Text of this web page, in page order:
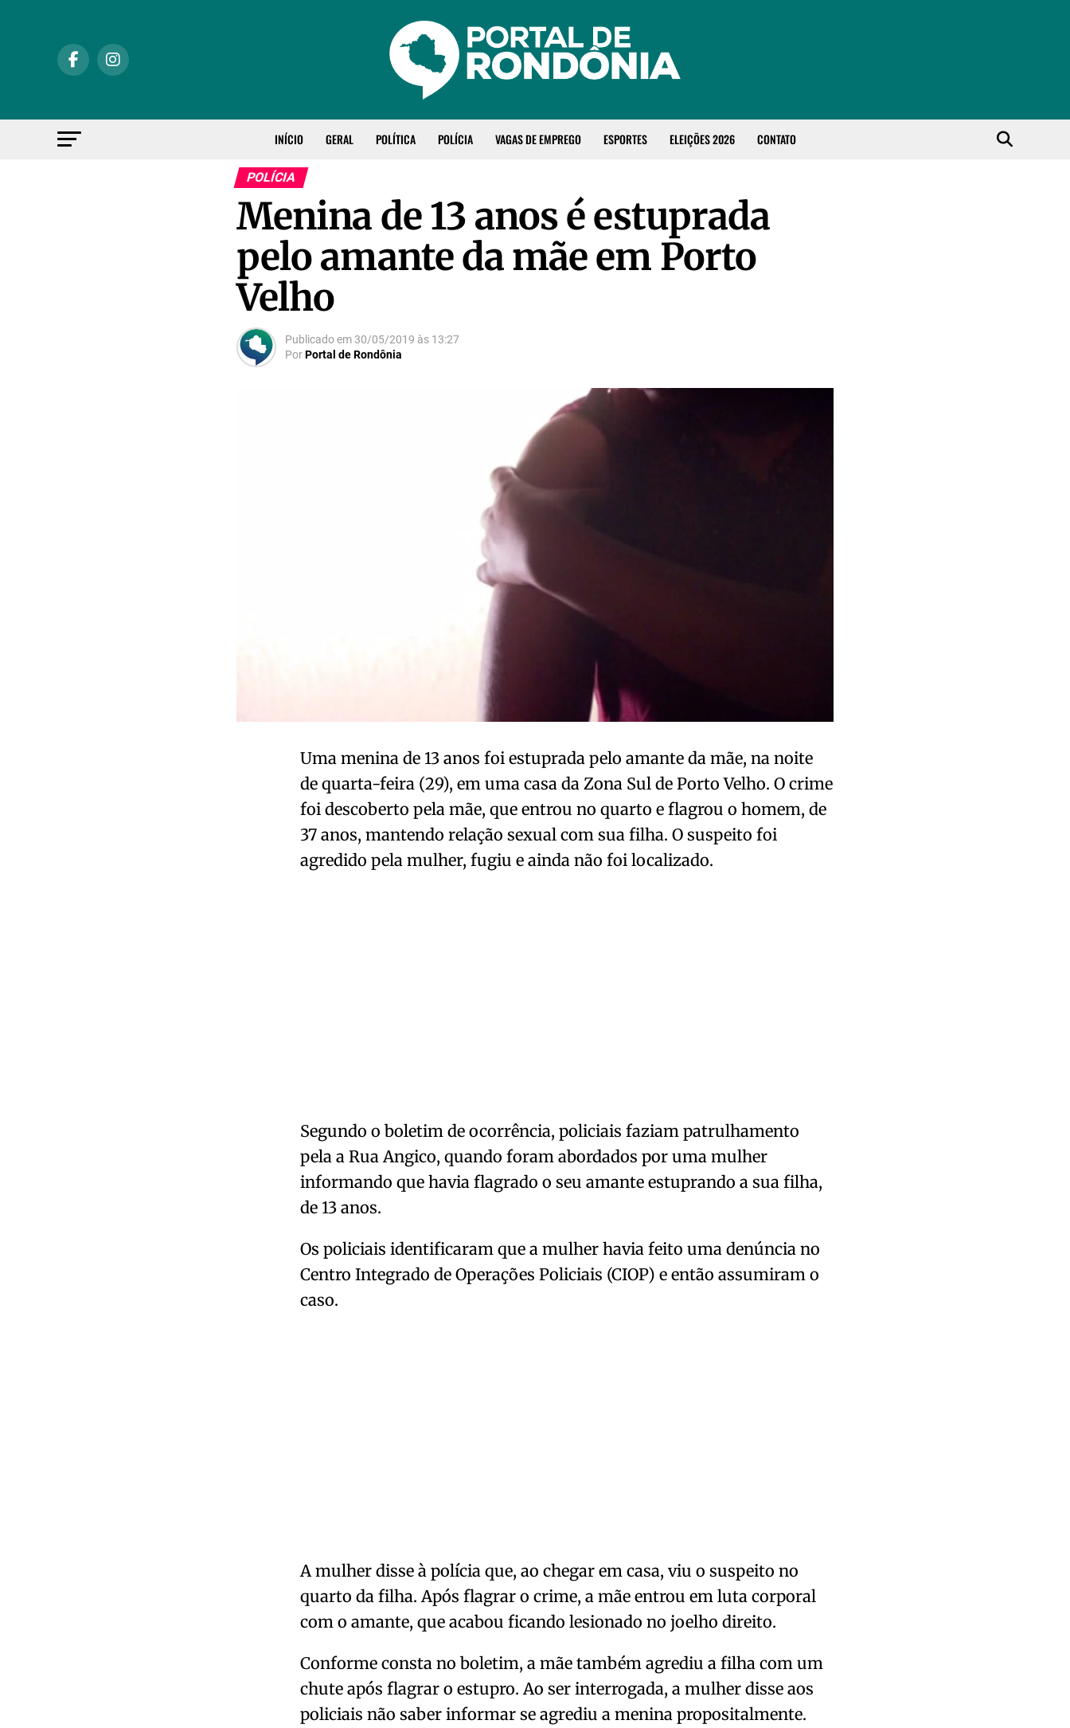
INÍCIO GERAL POLÍTICA POLÍCIA VAGAS DE EMPREGO ESPORTES ELEIÇÕES 2026 CONTATO
POLÍCIA
Menina de 13 anos é estuprada
pelo amante da mãe em Porto
Velho
Publicado em 30/05/2019 às 13:27
PorPortal de Rondônia
Uma menina de 13 anos foi estuprada pelo amante da mãe, na noite
de quarta-feira (29), em uma casa da Zona Sul de Porto Velho. O crime
foi descoberto pela mãe, que entrou no quarto e flagrou o homem, de
37 anos, mantendo relação sexual com sua filha. O suspeito foi
agredido pela mulher, fugiu e ainda não foi localizado.
Segundo o boletim de ocorrência, policiais faziam patrulhamento
pela a Rua Angico, quando foram abordados por uma mulher
informando que havia flagrado o seu amante estuprando a sua filha,
de 13 anos.
Os policiais identificaram que a mulher havia feito uma denúncia no
Centro Integrado de Operações Policiais (CIOP) e então assumiram o
caso.
A mulher disse à polícia que, ao chegar em casa, viu o suspeito no
quarto da filha. Após flagrar o crime, a mãe entrou em luta corporal
com o amante, que acabou ficando lesionado no joelho direito.
Conforme consta no boletim, a mãe também agrediu a filha com um
chute após flagrar o estupro. Ao ser interrogada, a mulher disse aos
policiais não saber informar se agrediu a menina propositalmente.